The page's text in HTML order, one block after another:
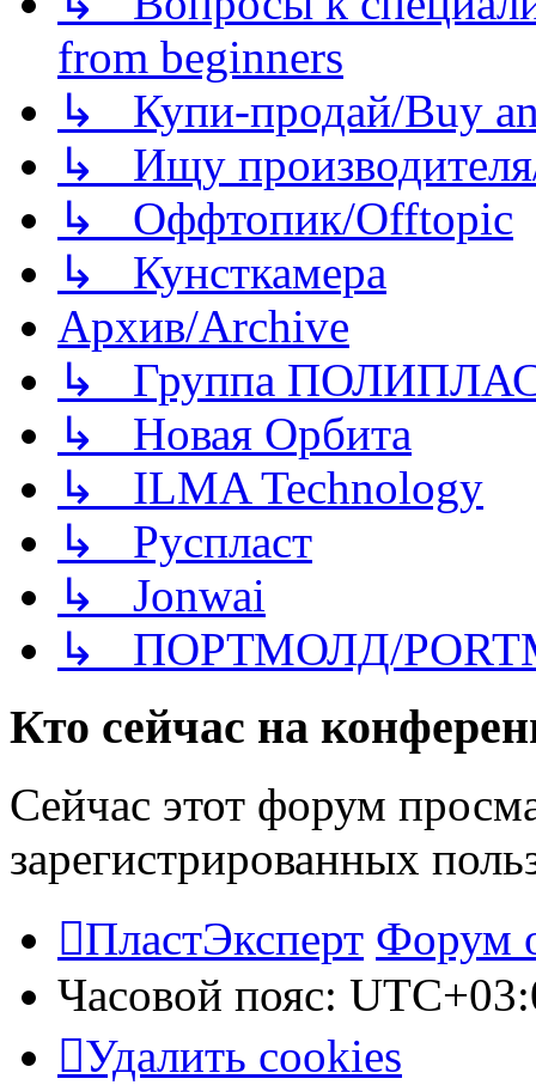
from beginners
↳ Купи-продай/Buy
↳ Ищу
↳ Оффтопик/Offtopic
↳ Кунсткамера
Архив/Archive
↳ Группа
↳ Новая Орбита
↳ ILMA Technology
↳ Руспласт
↳ Jonwai
↳ ПОРТМОЛД/
Кто сейчас на
Сейчас этот форум
зарегистрированных
ПластЭксперт Форум
Часовой пояс:
Удалить cookies